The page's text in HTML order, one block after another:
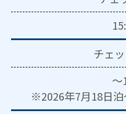
チェ
～
※2026年7月18日